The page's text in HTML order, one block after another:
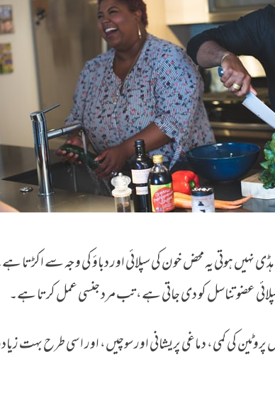
نہیں ہوتی یہ محض خون کی سپلائی اور دباؤ کی وجہ سے
عضو تناسل کو دی جاتی ہے، تب مرد جنسی عمل کرتا ہے۔
پروٹین کی کمی، دماغی پریشانی اور سوچیں، اور اسی طرح بہت